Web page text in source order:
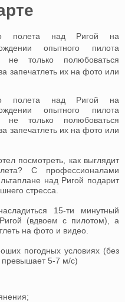
полета над Ригой на
опытного пилота
не только полюбоваться
запечатлеть их на фото или
полета над Ригой на
опытного пилота
не только полюбоваться
запечатлеть их на фото или
посмотреть, как выглядит
С профессионалами
над Ригой подарит
стресса.
15-ти минутный
(вдвоем с пилотом), а
на фото и видео.
погодных условиях (без
превышает 5-7 м/с)